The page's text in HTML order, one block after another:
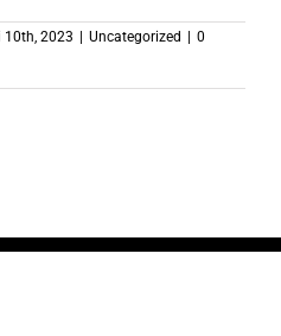
10th, 2023 Uncategorized
0